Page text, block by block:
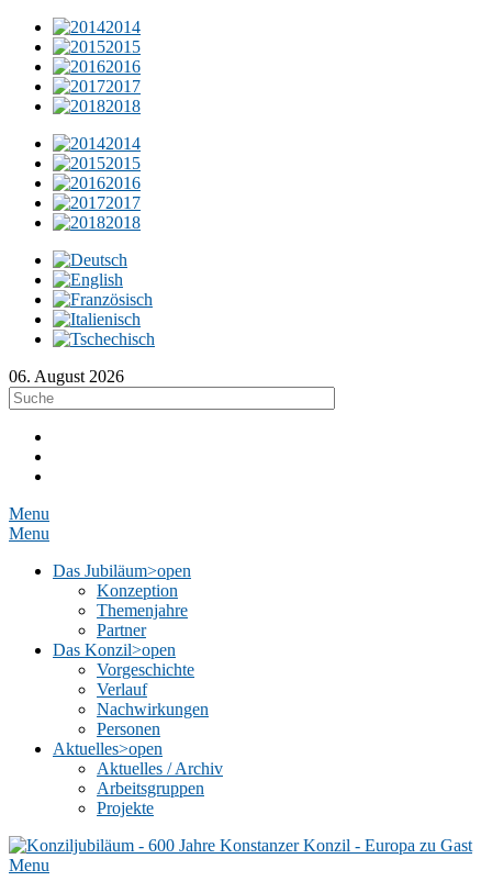
2014
2015
2016
2017
2018
2014
2015
2016
2017
2018
06. August 2026
Menu
Menu
Das Jubiläum>open
Konzeption
Themenjahre
Partner
Das Konzil>open
Vorgeschichte
Verlauf
Nachwirkungen
Personen
Aktuelles>open
Aktuelles / Archiv
Arbeitsgruppen
Projekte
Menu